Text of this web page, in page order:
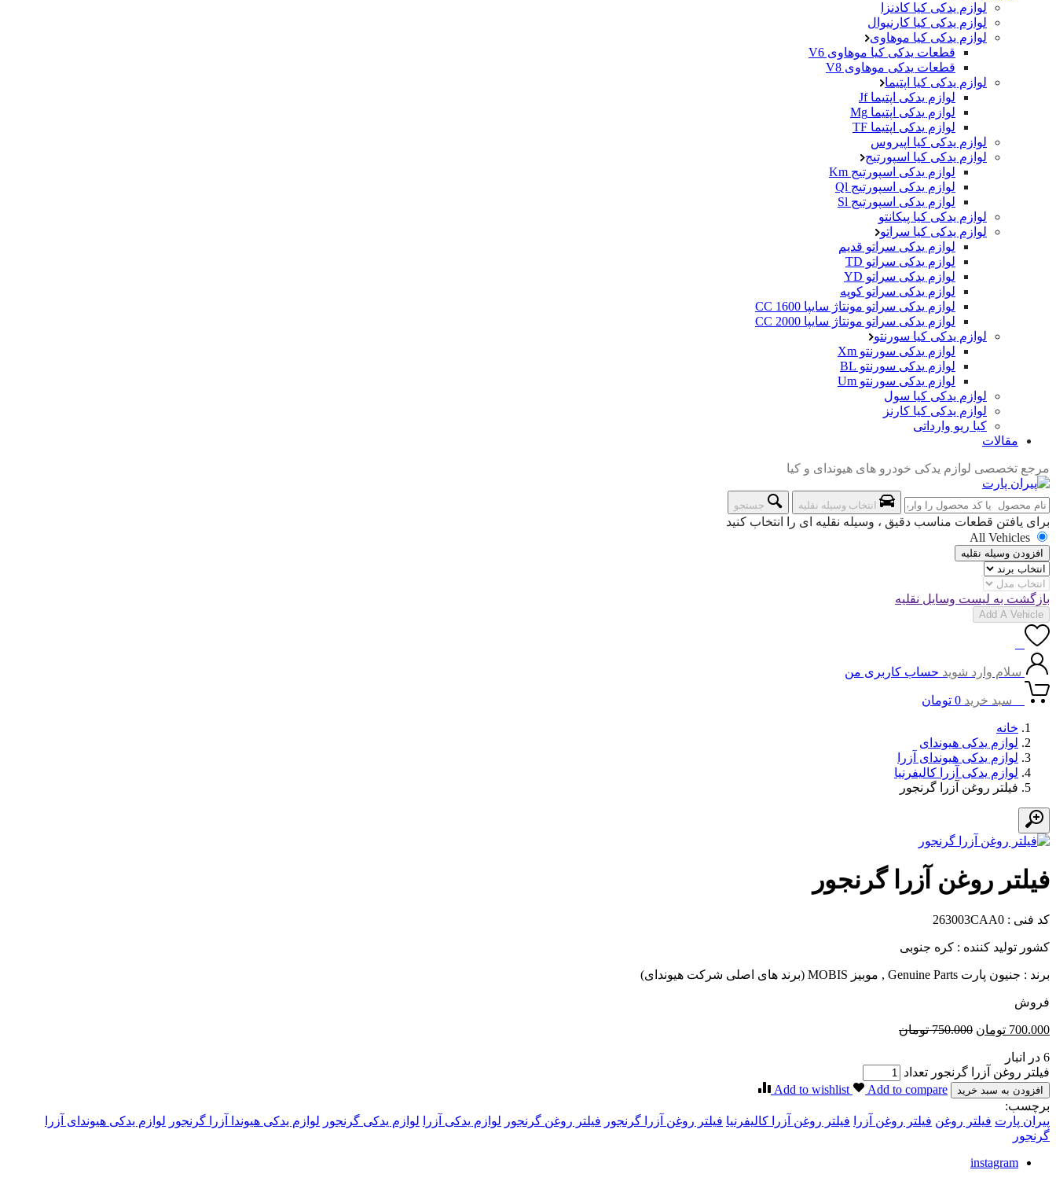
لوازم یدکی کیا کادنزا
لوازم یدکی کیا کارنیوال
لوازم یدکی کیا موهاوی
قطعات یدکی کیا موهاوی V6
قطعات یدکی موهاوی V8
لوازم یدکی کیا اپتیما
لوازم یدکی اپتیما Jf
لوازم یدکی اپتیما Mg
لوازم یدکی اپتیما TF
لوازم یدکی کیا اپیروس
لوازم یدکی کیا اسپورتیج
لوازم یدکی اسپورتیج Km
لوازم یدکی اسپورتیج Ql
لوازم یدکی اسپورتیج Sl
لوازم یدکی کیا پیکانتو
لوازم یدکی کیا سراتو
لوازم یدکی سراتو قدیم
لوازم یدکی سراتو TD
لوازم یدکی سراتو YD
لوازم یدکی سراتو کوپه
لوازم یدکی سراتو مونتاژ سایپا 1600 CC
لوازم یدکی سراتو مونتاژ سایپا 2000 CC
لوازم یدکی کیا سورنتو
لوازم یدکی سورنتو Xm
لوازم یدکی سورنتو BL
لوازم یدکی سورنتو Um
لوازم یدکی کیا سول
لوازم یدکی کیا کارنز
کیا ریو وارداتی
مقالات
مرجع تخصصی لوازم یدکی خودرو های هیوندای و کیا
انتخاب وسیله نقلیه جستجو
برای یافتن قطعات مناسب دقیق ، وسیله نقلیه ای را انتخاب کنید
All Vehicles
افزودن وسیله نقلیه
بازگشت به لیست وسایل نقلیه
Add A Vehicle
سلام وارد شوید حساب کاربری من
سبد خرید 0 تومان
خانه
لوازم یدکی هیوندای
لوازم یدکی هیوندای آزرا
لوازم یدکی آزرا کالیفرنیا
فیلتر روغن آزرا گرنجور
فیلتر روغن آزرا گرنجور
کد فنی : 263003CAA0
کشور تولید کننده : کره جنوبی
برند : جنیون پارت Genuine Parts , موبیز MOBIS (برند های اصلی شرکت هیوندای)
فروش
700.000 تومان 750.000 تومان
6 در انبار
فیلتر روغن آزرا گرنجور تعداد
افزودن به سبد خرید Add to wishlist
Add to compare
برچسب:
پیران پارت فیلتر روغن فیلتر روغن آزرا فیلتر روغن آزرا کالیفرنیا فیلتر روغن آزرا گرنجور فیلتر روغن گرنجور لوازم یدکی آزرا لوازم یدکی گرنجور لوازم یدکی هیوندا آزرا گرنجور لوازم یدکی هیوندای آزرا
گرنجور
instagram